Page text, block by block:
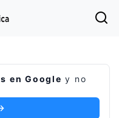
en Google y no